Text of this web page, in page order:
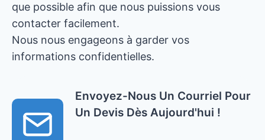
que possible afin que nous puissions vous
contacter facilement.
Nous nous engageons à garder vos
informations confidentielles.
Envoyez-Nous Un Courriel Pour
Un Devis Dès Aujourd'hui !